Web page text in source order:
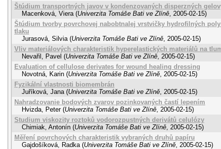
Štúdium transportných javov v kondenzovaných disperzných
Macenková, Viera (Univerzita Tomáše Bati ve Zlíně, 2005-02-15)
Štúdium tvorby povrchovej nabobtnalej vrstvičky hydrofilných
tlaku
Jurasová, Silvia (Univerzita Tomáše Bati ve Zlíně, 2005-02-15)
Vliv materiálových charakteristik hyperelastických materiálů na
Nevařil, Pavel (Univerzita Tomáše Bati ve Zlíně, 2005-02-15)
Evaluation of cellulose derivates for wound healing dressing
Novotná, Karin (Univerzita Tomáše Bati ve Zlíně, 2005-02-15)
Fyzikální vlastnosti biomembrán
Juříková, Jana (Univerzita Tomáše Bati ve Zlíně, 2005-02-15)
Nahradzovanie bodových zvarov pozinkovaných častí lepením
Hvizda, Peter (Univerzita Tomáše Bati ve Zlíně, 2005-02-15)
Studium viskozity roztoků vodorozpustných derivátů celulózy
Chimiak, Antonín (Univerzita Tomáše Bati ve Zlíně, 2005-02-15)
Měření povrchových charakteristik vybraných druhů papíru
Gajdošíková, Radka (Univerzita Tomáše Bati ve Zlíně, 2005-02-15)